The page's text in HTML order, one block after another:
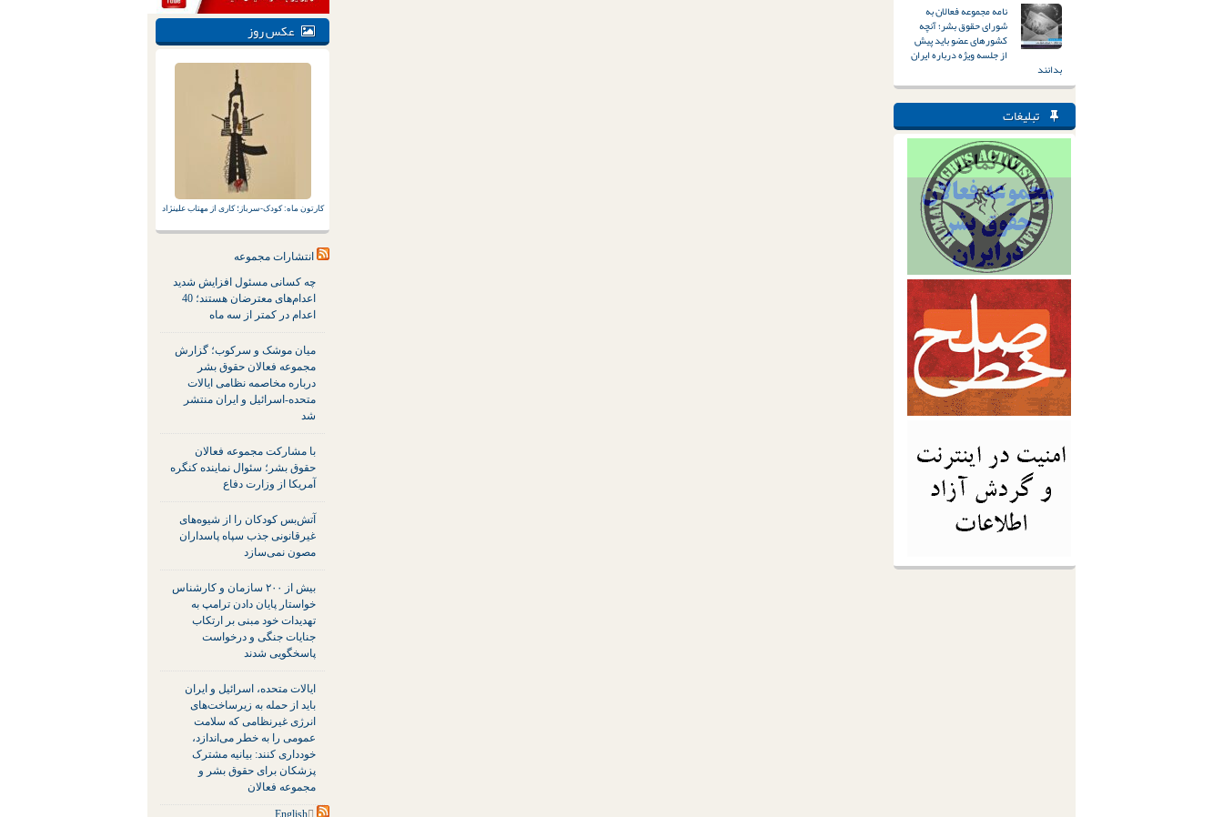
عکس روز
کارتون ماه: کودک-سرباز؛ کاری از مهتاب علینژاد
انتشارات مجموعه
چه کسانی مسئول افزایش شدید
اعدام‌های معترضان هستند؛ 40
اعدام در کمتر از سه ماه
میان موشک و سرکوب؛ گزارش
مجموعه فعالان حقوق بشر
درباره مخاصمه نظامی ایالات
متحده-اسرائیل و ایران منتشر
شد
با مشارکت مجموعه فعالان
حقوق بشر؛ سئوال نماینده کنگره
آمریکا از وزارت دفاع
آتش‌بس کودکان را از شیوه‌های
غیرقانونی جذب سپاه پاسداران
مصون نمی‌سازد
بیش از ۲۰۰ سازمان و کارشناس
خواستار پایان دادن ترامپ به
تهدیدات خود مبنی بر ارتکاب
جنایات جنگی و درخواست
پاسخگویی شدند
ایالات متحده، اسرائیل و ایران
باید از حمله به زیرساخت‌های
انرژی غیرنظامی که سلامت
عمومی را به خطر می‌اندازد،
خودداری کنند: بیانیه مشترک
پزشکان برای حقوق بشر و
مجموعه فعالان
نامه مجموعه فعالان به
شورای حقوق بشر؛ آنچه
کشورهای عضو باید پیش
از جلسه ویژه درباره ایران
بدانند
تبلیغات